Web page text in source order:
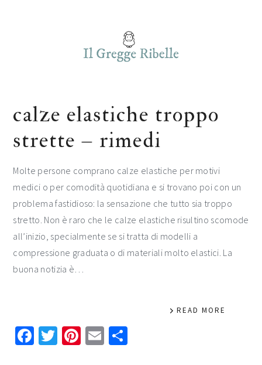
calze elastiche troppo
strette​ – rimedi​
Molte persone comprano calze elastiche per motivi
medici o per comodità quotidiana e si trovano poi con un
problema fastidioso: la sensazione che tutto sia troppo
stretto. Non è raro che le calze elastiche risultino scomode
all’inizio, specialmente se si tratta di modelli a
compressione graduata o di materiali molto elastici. La
buona notizia è…
READ MORE
Facebook
Twitter
Pinterest
Email